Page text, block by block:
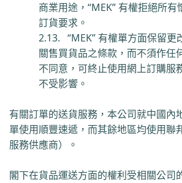
商業用途， “MEK” 有權拒絕所有
訂貨要求。
2.13. “MEK” 有權單方面保留更
關售買貨品之條款，而不須作任
不同意，可終止使用網上訂購服
不受影響。
有關訂單的送貨服務，本公司就中國內
單使用順豐速遞 ，而其餘地區均使用聯
服務供應商）。
閣下在貨品運送方面的權利受相關公司